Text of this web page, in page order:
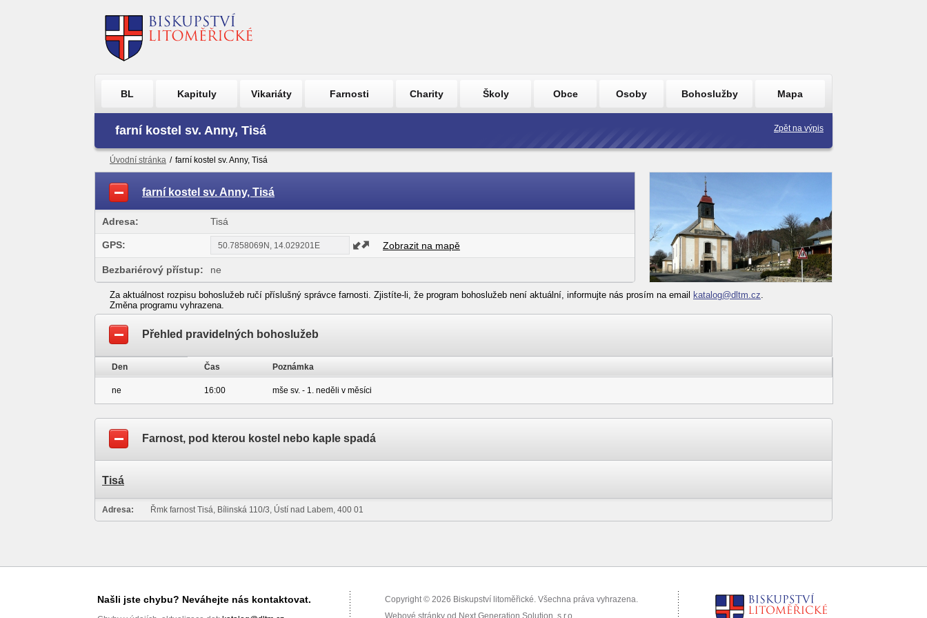
BL Kapituly Vikariáty Farnosti Charity Školy Obce Osoby Bohoslužby Mapa
farní kostel sv. Anny, Tisá Zpět na výpis
Úvodní stránka / farní kostel sv. Anny, Tisá
farní kostel sv. Anny, Tisá
Adresa: Tisá
GPS: Zobrazit na mapě
Bezbariérový přístup: ne
Za aktuálnost rozpisu bohoslužeb ručí příslušný správce farnosti. Zjistíte-li, že program bohoslužeb není aktuální, informujte nás prosím na email katalog@dltm.cz.
Změna programu vyhrazena.
Přehled pravidelných bohoslužeb
Den Čas Poznámka
ne 16:00 mše sv. - 1. neděli v měsíci
Farnost, pod kterou kostel nebo kaple spadá
Tisá
Adresa: Řmk farnost Tisá, Bílinská 110/3, Ústí nad Labem, 400 01
Našli jste chybu? Neváhejte nás kontaktovat.
Copyright © 2026 Biskupství litoměřické. Všechna práva vyhrazena.
Webové stránky od Next Generation Solution, s.r.o.